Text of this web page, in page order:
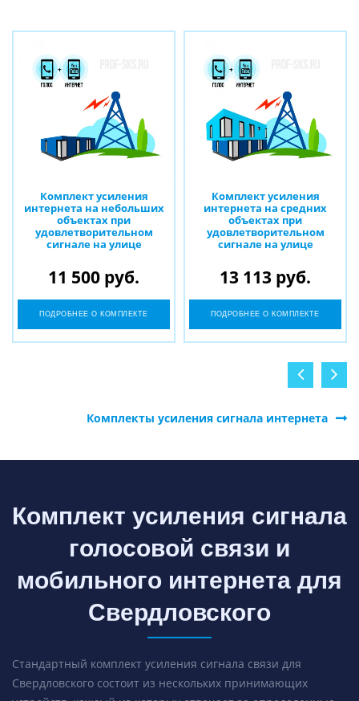
Комплект усиления
интернета на небольших
объектах при
удовлетворительном
сигнале на улице
11 500 руб.
ПОДРОБНЕЕ О КОМПЛЕКТЕ
Комплект усиления
интернета на средних
объектах при
удовлетворительном
сигнале на улице
13 113 руб.
ПОДРОБНЕЕ О КОМПЛЕКТЕ
Комплекты усиления сигнала интернета
Комплект усиления сигнала
голосовой связи и
мобильного интернета для
Свердловского
Стандартный комплект усиления сигнала связи для
Свердловского состоит из нескольких принимающих